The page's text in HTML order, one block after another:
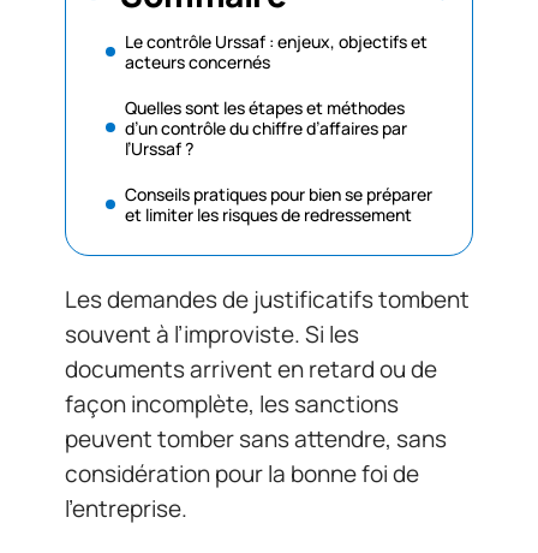
Le contrôle Urssaf : enjeux, objectifs et
acteurs concernés
Quelles sont les étapes et méthodes
d’un contrôle du chiffre d’affaires par
l’Urssaf ?
Conseils pratiques pour bien se préparer
et limiter les risques de redressement
Les demandes de justificatifs tombent
souvent à l’improviste. Si les
documents arrivent en retard ou de
façon incomplète, les sanctions
peuvent tomber sans attendre, sans
considération pour la bonne foi de
l’entreprise.